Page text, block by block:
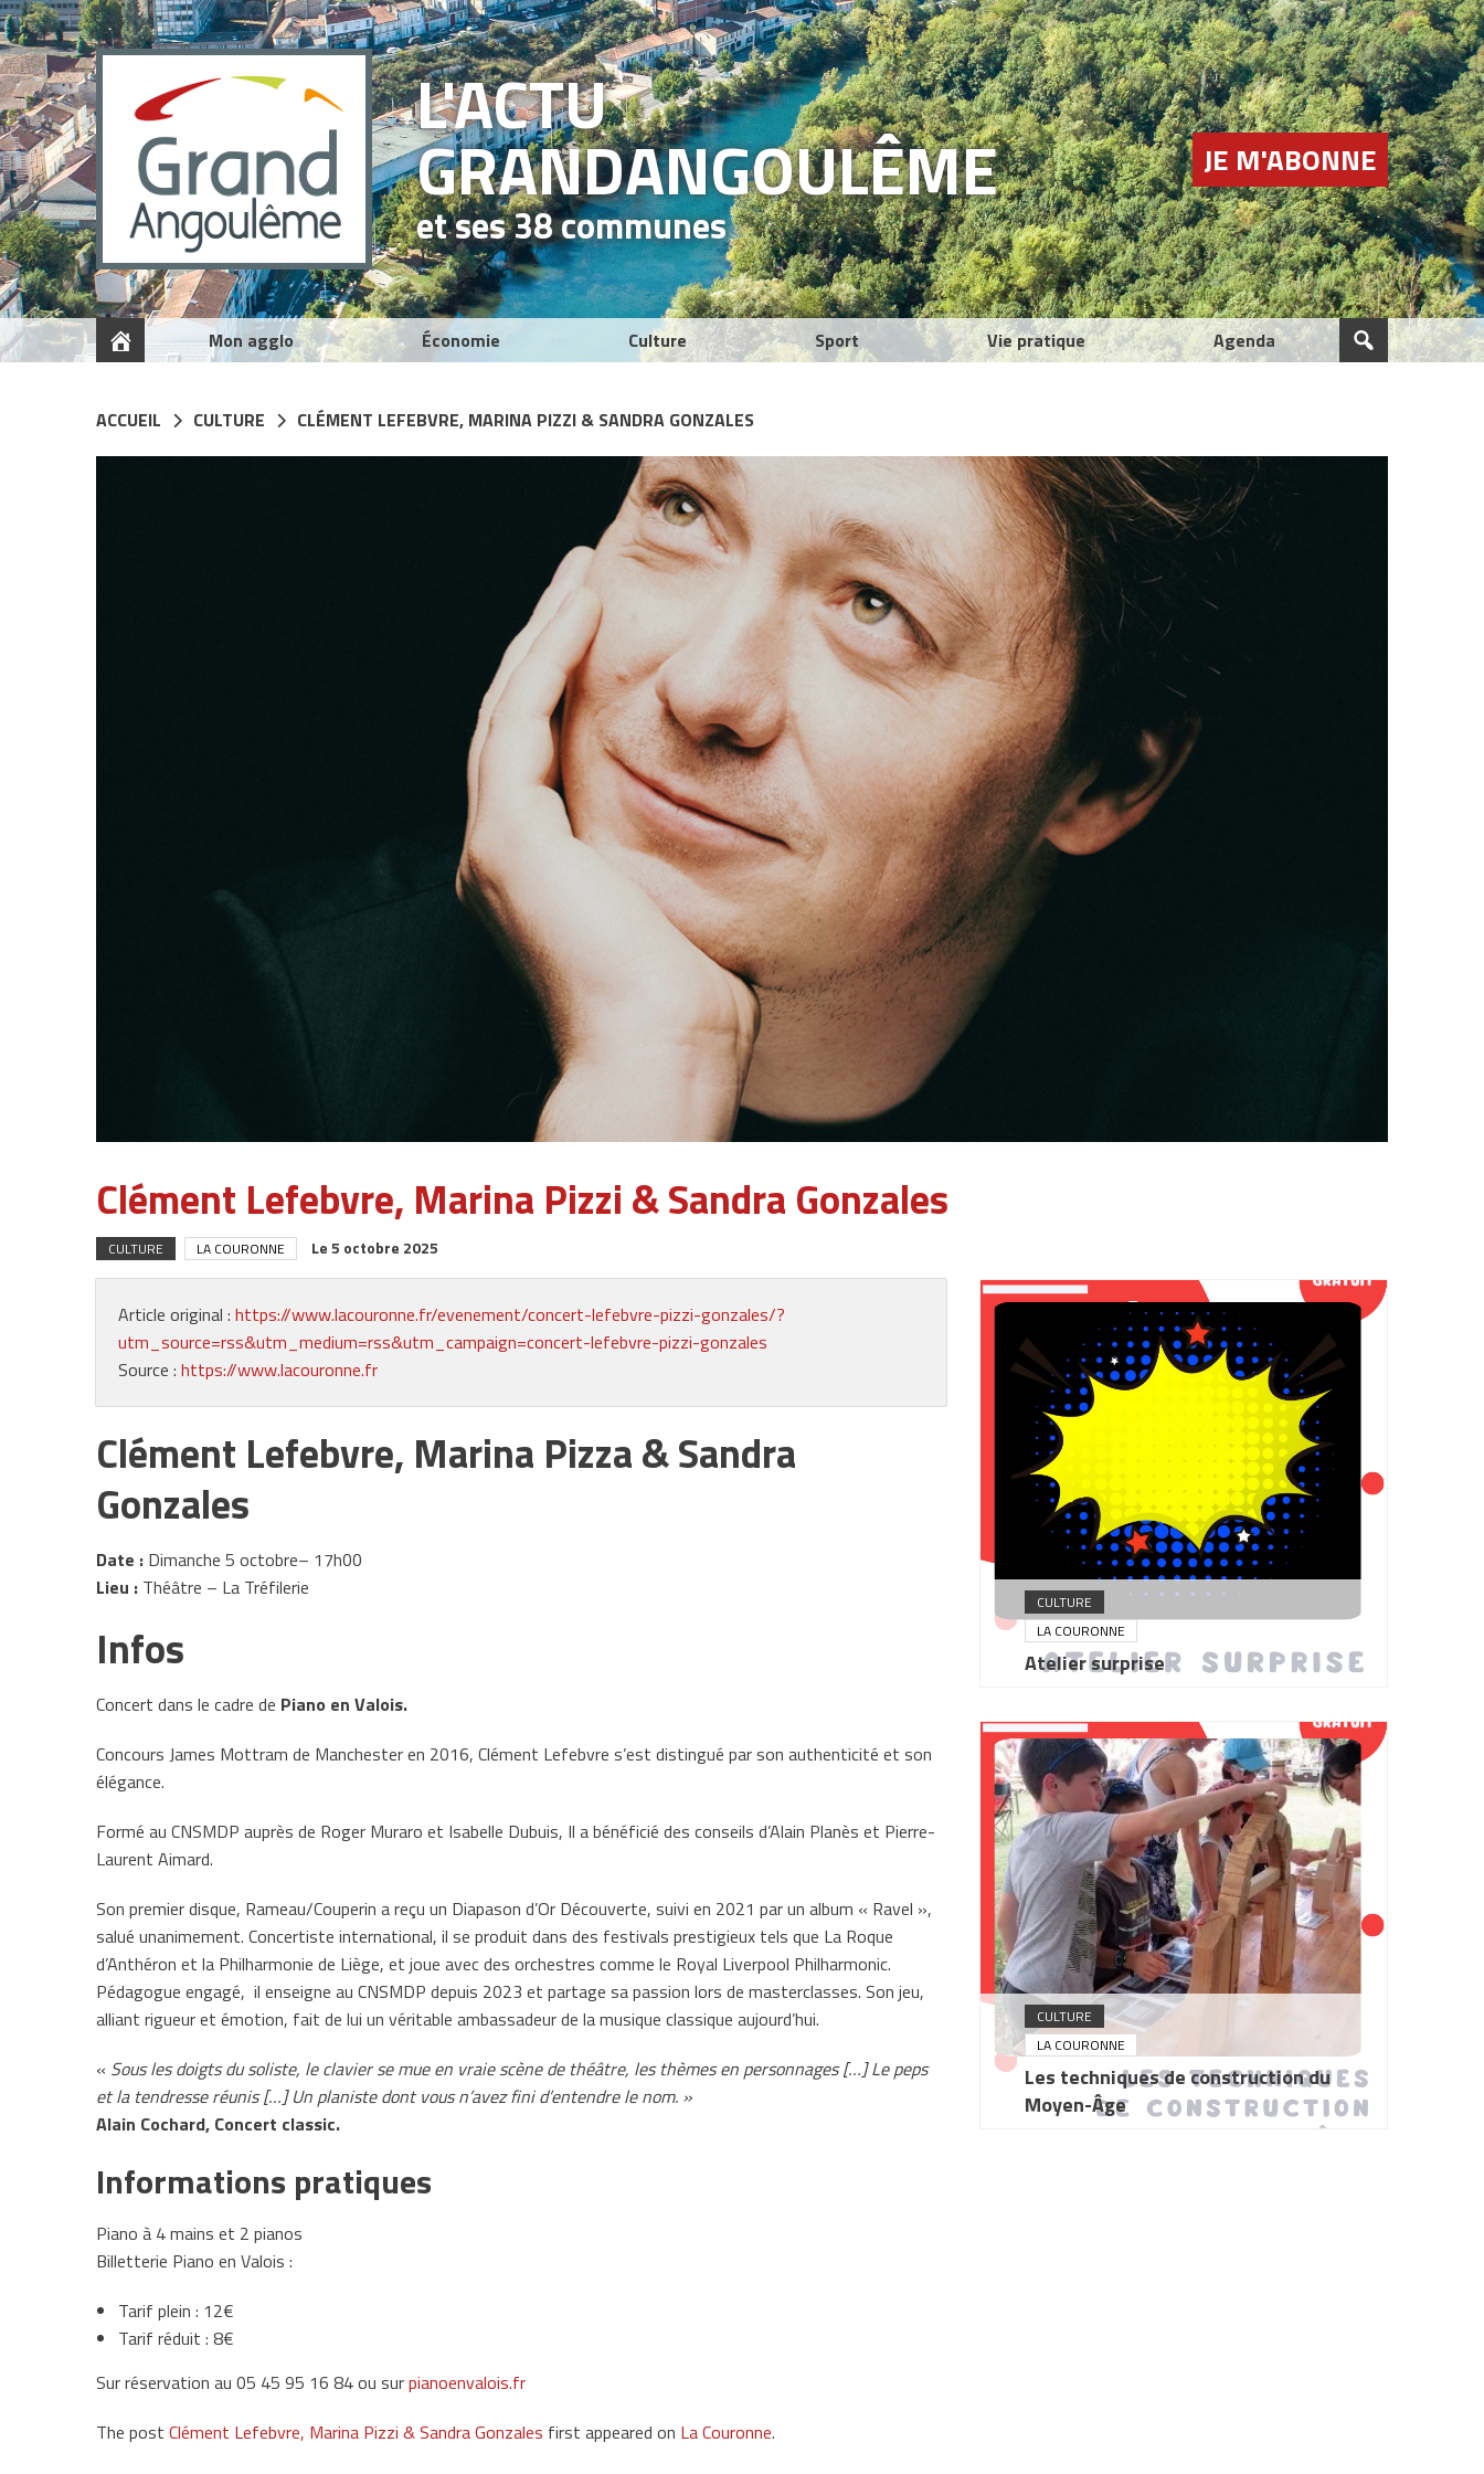
L'ACTU
GRANDANGOULÊME
et ses 38 communes
JE M'ABONNE
Mon agglo Économie Culture Sport Vie pratique Agenda
ACCUEIL CULTURE CLÉMENT LEFEBVRE, MARINA PIZZI & SANDRA GONZALES
Clément Lefebvre, Marina Pizzi & Sandra Gonzales
CULTURE LA COURONNE Le5 octobre 2025
Article original : https://www.lacouronne.fr/evenement/concert-lefebvre-pizzi-gonzales/?
utm_source=rss&utm_medium=rss&utm_campaign=concert-lefebvre-pizzi-gonzales
Source : https://www.lacouronne.fr
Clément Lefebvre, Marina Pizza & Sandra
Gonzales
Date : Dimanche 5 octobre– 17h00
Lieu : Théâtre – La Tréfilerie
Infos
Concert dans le cadre de Piano en Valois.
Concours James Mottram de Manchester en 2016, Clément Lefebvre s’est distingué par son authenticité et son
élégance.
Formé au CNSMDP auprès de Roger Muraro et Isabelle Dubuis, Il a bénéficié des conseils d’Alain Planès et Pierre-
Laurent Aimard.
Son premier disque, Rameau/Couperin a reçu un Diapason d’Or Découverte, suivi en 2021 par un album « Ravel »,
salué unanimement. Concertiste international, il se produit dans des festivals prestigieux tels que La Roque
d’Anthéron et la Philharmonie de Liège, et joue avec des orchestres comme le Royal Liverpool Philharmonic.
Pédagogue engagé, il enseigne au CNSMDP depuis 2023 et partage sa passion lors de masterclasses. Son jeu,
alliant rigueur et émotion, fait de lui un véritable ambassadeur de la musique classique aujourd’hui.
« Sous les doigts du soliste, le clavier se mue en vraie scène de théâtre, les thèmes en personnages […] Le peps
et la tendresse réunis […] Un planiste dont vous n’avez fini d’entendre le nom. »
Alain Cochard, Concert classic.
Informations pratiques
Piano à 4 mains et 2 pianos
Billetterie Piano en Valois :
Tarif plein : 12€
Tarif réduit : 8€
Sur réservation au 05 45 95 16 84 ou surpianoenvalois.fr
The post Clément Lefebvre, Marina Pizzi & Sandra Gonzales first appeared on La Couronne.
CULTURE
LA COURONNE
Atelier surprise
CULTURE
LA COURONNE
Les techniques de construction du
Moyen-Âge
Panneau de gestion des cookies